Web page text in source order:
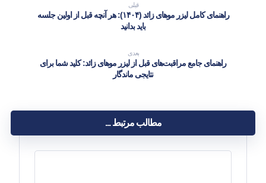
قبلی
راهنمای کامل لیزر موهای زائد (۱۴۰۴): هر آنچه قبل از اولین جلسه
باید بدانید
بعدی
راهنمای جامع مراقبت‌های قبل از لیزر موهای زائد: کلید شما برای
نتایجی ماندگار
مطالب مرتبط ...